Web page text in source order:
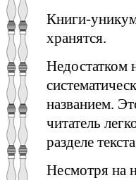
Книги-
хранятся.
Недостатком
названием.
читатель
разделе
Несмотря на